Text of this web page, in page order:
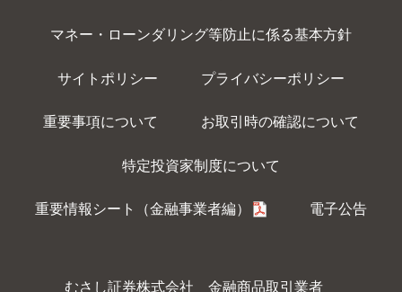
マネー・ローンダリング等防止に係る基本方針
サイトポリシー プライバシーポリシー
重要事項について お取引時の確認について
特定投資家制度について
重要情報シート（金融事業者編） 電子公告
むさし証券株式会社 金融商品取引業者